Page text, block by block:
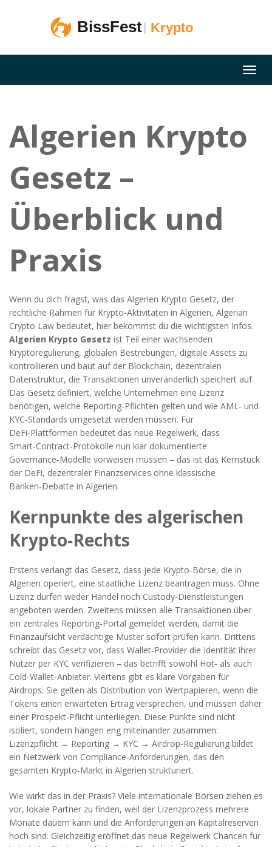
Algerien Krypto
Gesetz –
Überblick und
Praxis
Wenn du dich fragst, was das Algerien Krypto Gesetz, der
rechtliche Rahmen für Krypto‑Aktivitäten in Algerien, Algerian
Crypto Law bedeutet, hier bekommst du die wichtigsten Infos.
Algerien Krypto Gesetz ist Teil einer wachsenden
Kryptoregulierung, globalen Bestrebungen, digitale Assets zu
kontrollieren und baut auf der Blockchain, dezentralen
Datenstruktur, die Transaktionen unveränderlich speichert auf.
Das Gesetz definiert, welche Unternehmen eine Lizenz
benötigen, welche Reporting‑Pflichten gelten und wie AML‑ und
KYC‑Standards umgesetzt werden müssen. Für
DeFi‑Plattformen bedeutet das neue Regelwerk, dass
Smart‑Contract‑Protokolle nun klar dokumentierte
Governance‑Modelle vorweisen müssen – das ist das Kernstück
der DeFi, dezentraler Finanzservices ohne klassische
Banken‑Debatte in Algerien.
Kernpunkte des algerischen
Krypto‑Rechts
Erstens verlangt das Gesetz, dass jede Krypto‑Börse, die in
Algerien operiert, eine staatliche Lizenz beantragen muss. Ohne
Lizenz dürfen weder Handel noch Custody‑Dienstleistungen
angeboten werden. Zweitens müssen alle Transaktionen über
ein zentrales Reporting‑Portal gemeldet werden, damit die
Finanzaufsicht verdächtige Muster sofort prüfen kann. Drittens
schreibt das Gesetz vor, dass Wallet‑Provider die Identität ihrer
Nutzer per KYC verifizieren – das betrifft sowohl Hot‑ als auch
Cold‑Wallet‑Anbieter. Viertens gibt es klare Vorgaben für
Airdrops: Sie gelten als Distribution von Wertpapieren, wenn die
Tokens einen erwarteten Ertrag versprechen, und müssen daher
einer Prospekt‑Pflicht unterliegen. Diese Punkte sind nicht
isoliert, sondern hängen eng miteinander zusammen:
Lizenzpflicht → Reporting → KYC → Airdrop‑Regulierung bildet
ein Netzwerk von Compliance‑Anforderungen, das den
gesamten Krypto‑Markt in Algerien strukturiert.
Wie wirkt das in der Praxis? Viele internationale Börsen ziehen es
vor, lokale Partner zu finden, weil der Lizenzprozess mehrere
Monate dauern kann und die Anforderungen an Kapitalreserven
hoch sind. Gleichzeitig eröffnet das neue Regelwerk Chancen für